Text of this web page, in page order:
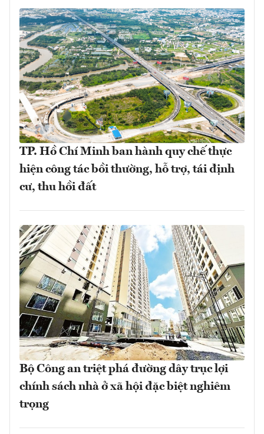
TP. Hồ Chí Minh ban hành quy chế thực
hiện công tác bồi thường, hỗ trợ, tái định
cư, thu hồi đất
Bộ Công an triệt phá đường dây trục lợi
chính sách nhà ở xã hội đặc biệt nghiêm
trọng